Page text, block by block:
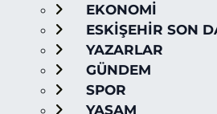
EKONOMİ
ESKİŞEHİR SON
YAZARLAR
GÜNDEM
SPOR
YAŞAM